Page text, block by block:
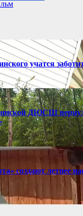
учатся
ДЮСШ
создают летнее